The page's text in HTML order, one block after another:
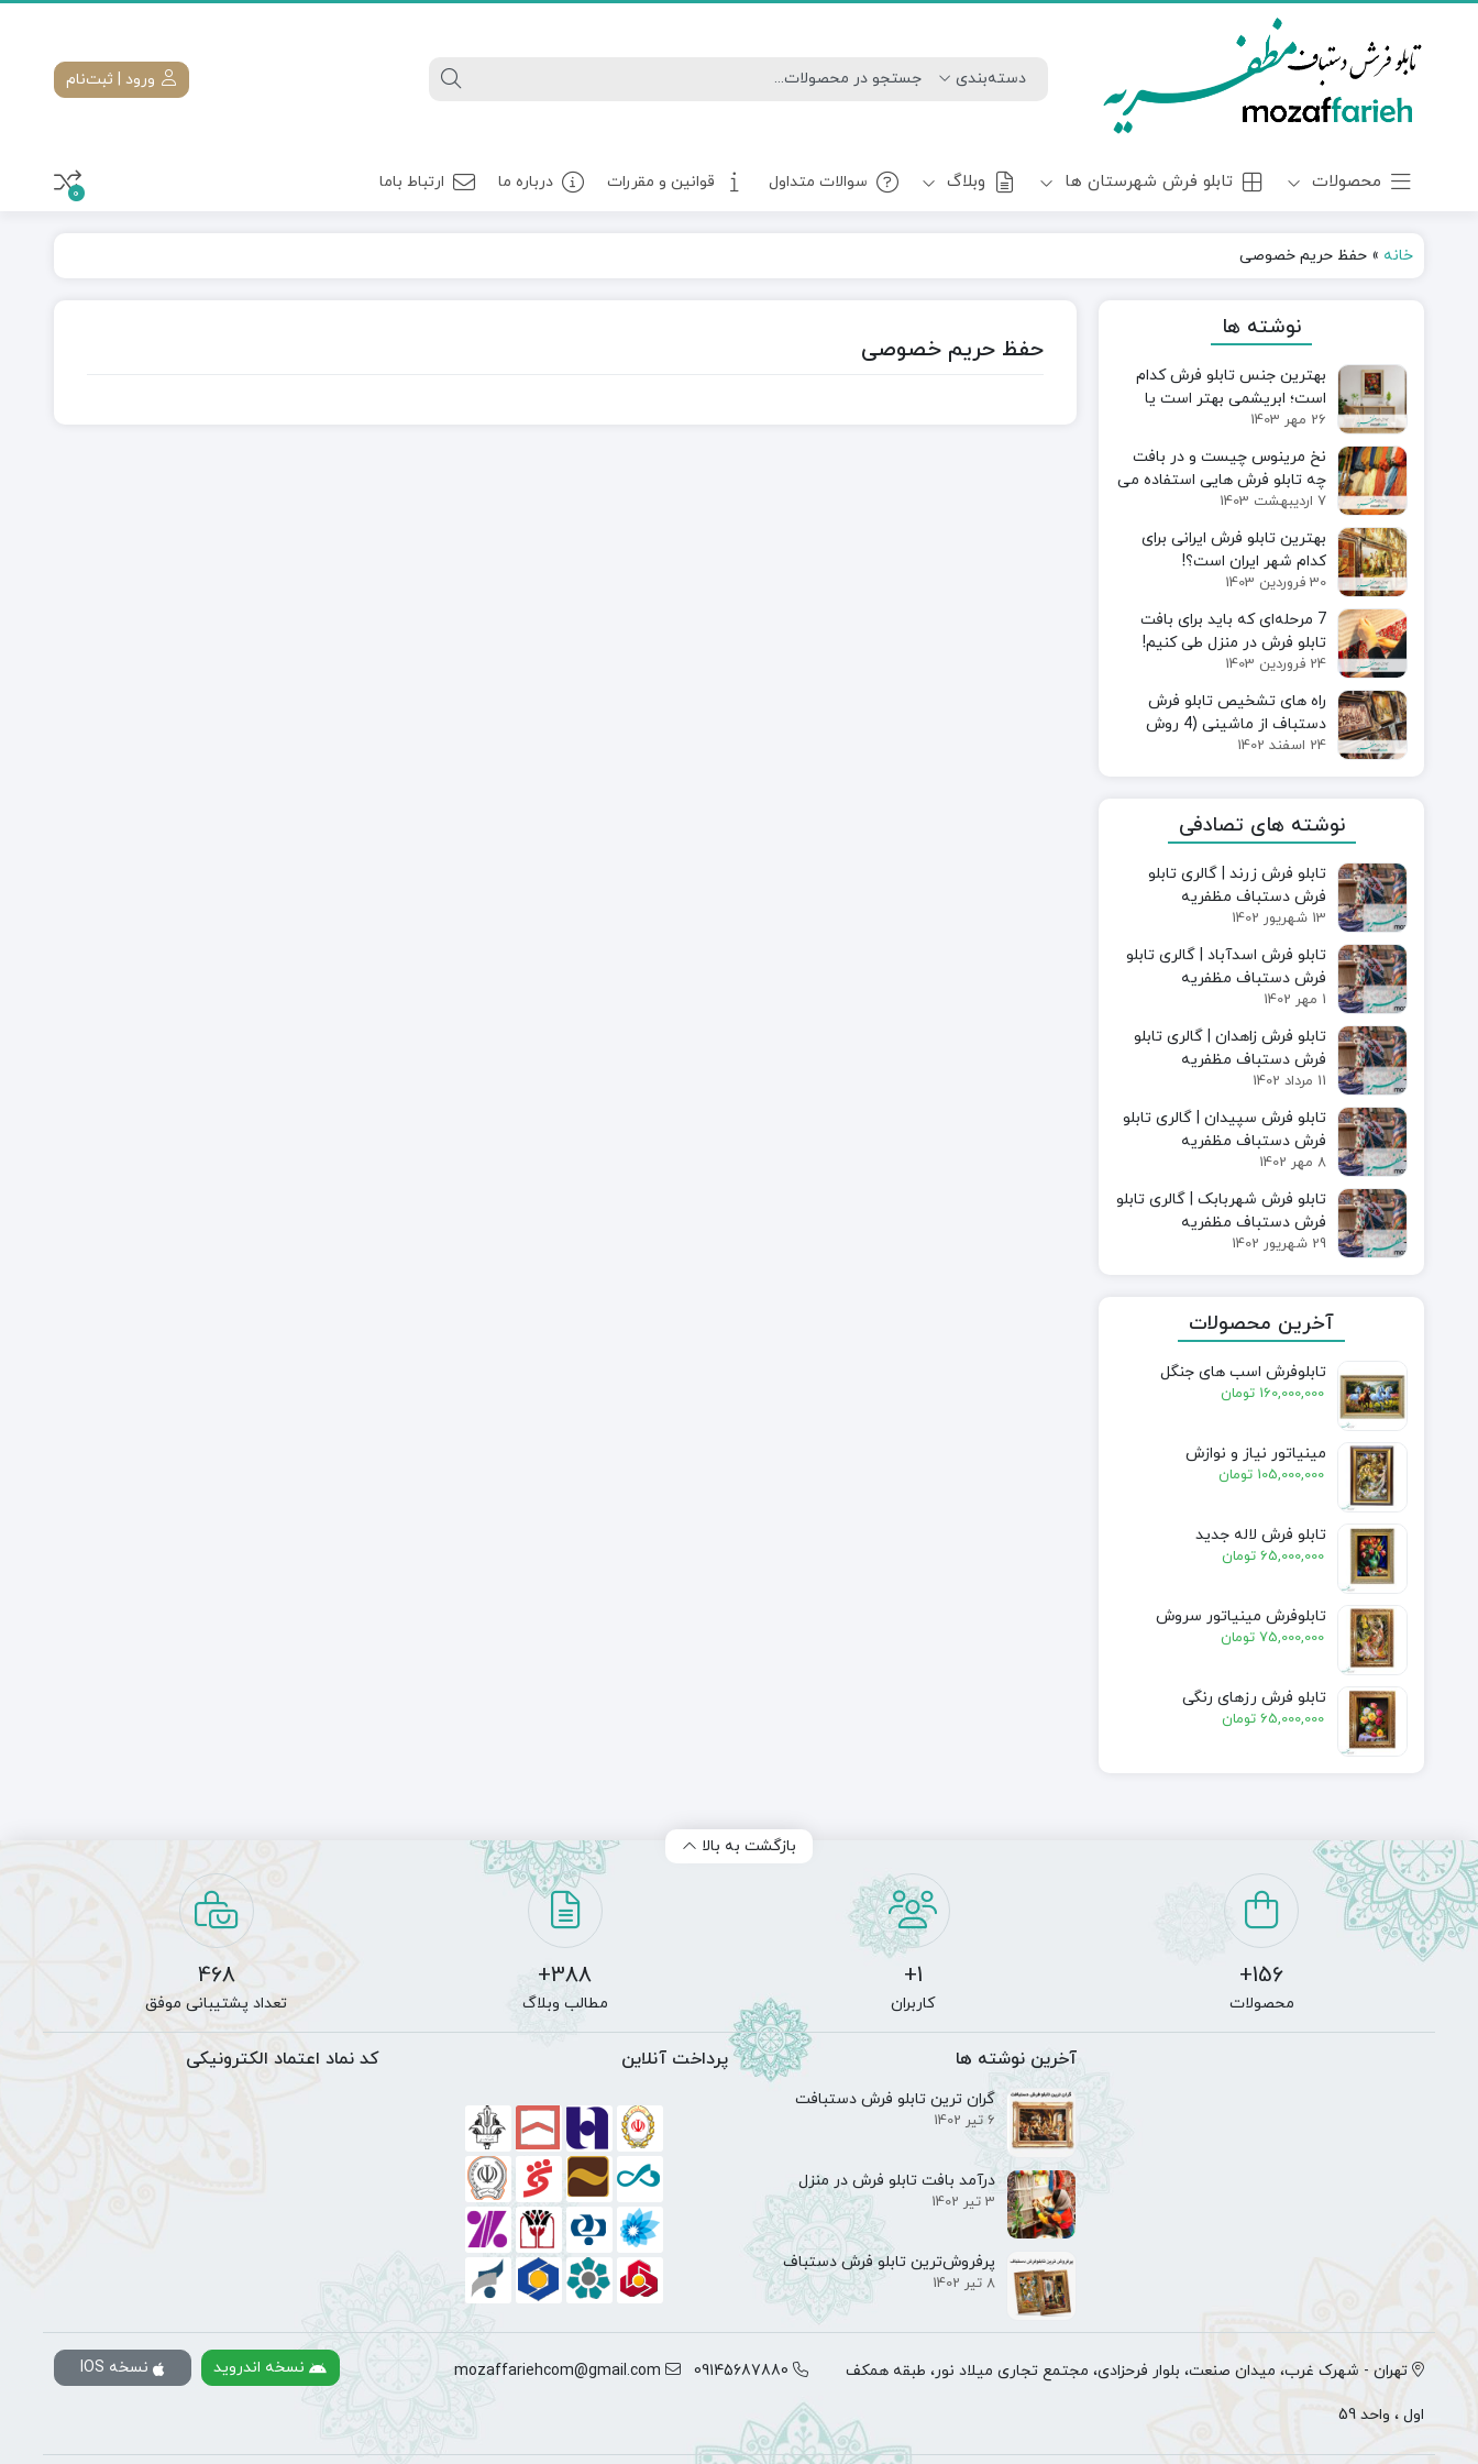
ورود | ثبت‌نام
محصولات تابلو فرش شهرستان ها وبلاگ سوالات متداول قوانین و مقررات درباره ما ارتباط باما
0
خانه » حفظ حریم خصوصی
حفظ حریم خصوصی
نوشته ها
بهترین جنس تابلو فرش کدام
است؛ ابریشمی بهتر است یا
پنبه‌ای؟
26 مهر 1403
نخ مرینوس چیست و در بافت
چه تابلو فرش هایی استفاده می
شود؟
7 اردیبهشت 1403
بهترین تابلو فرش ایرانی برای
کدام شهر ایران است؟!
30 فروردین 1403
7 مرحله‌ای که باید برای بافت
تابلو فرش در منزل طی کنیم!
24 فروردین 1403
راه های تشخیص تابلو فرش
دستباف از ماشینی (4 روش
اصولی)
24 اسفند 1402
نوشته های تصادفی
تابلو فرش زرند | گالری تابلو
فرش دستباف مظفریه
13 شهریور 1402
تابلو فرش اسدآباد | گالری تابلو
فرش دستباف مظفریه
1 مهر 1402
تابلو فرش زاهدان | گالری تابلو
فرش دستباف مظفریه
11 مرداد 1402
تابلو فرش سپیدان | گالری تابلو
فرش دستباف مظفریه
8 مهر 1402
تابلو فرش شهربابک | گالری تابلو
فرش دستباف مظفریه
29 شهریور 1402
آخرین محصولات
تابلوفرش اسب های جنگل
160,000,000 تومان
مینیاتور نیاز و نوازش
105,000,000 تومان
تابلو فرش لاله جدید
65,000,000 تومان
تابلوفرش مینیاتور سروش
75,000,000 تومان
تابلو فرش رزهای رنگی
65,000,000 تومان
بازگشت به بالا
156+
محصولات
1+
کاربران
388+
مطالب وبلاگ
468
تعداد پشتیبانی موفق
آخرین نوشته ها
گران ترین تابلو فرش دستبافت
6 تیر 1402
درآمد بافت تابلو فرش در منزل
3 تیر 1402
پرفروش‌ترین تابلو فرش دستباف
8 تیر 1402
پرداخت آنلاین کد نماد اعتماد الکترونیکی
تهران - شهرک غرب، میدان صنعت، بلوار فرحزادی، مجتمع تجاری میلاد نور، طبقه همکف
اول ، واحد 59
09145687880
mozaffariehcom@gmail.com نسخه اندروید نسخه IOS